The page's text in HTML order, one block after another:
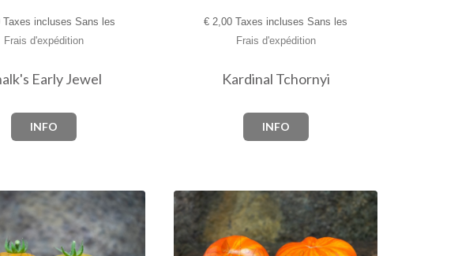
Taxes incluses Sans les
Frais d'expédition
Early Jewel
INFO
€ 2,00 Taxes incluses Sans les
Frais d'expédition
Kardinal Tchornyi
INFO